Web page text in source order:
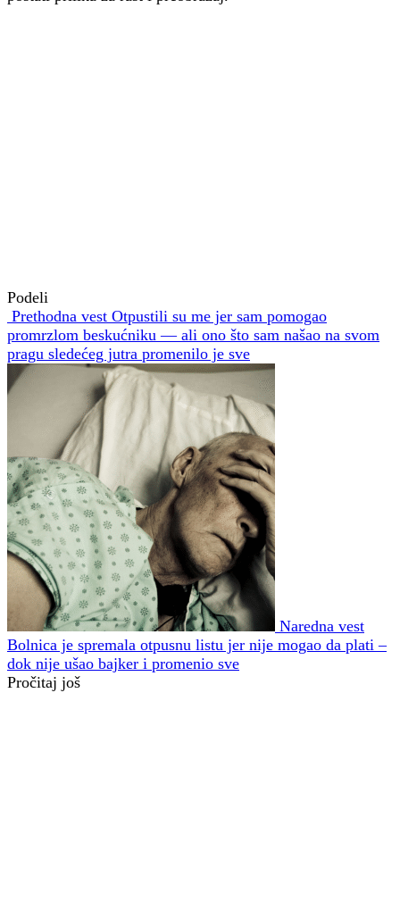
Podeli
Prethodna vest Otpustili su me jer sam pomogao
promrzlom beskućniku — ali ono što sam našao na svom
pragu sledećeg jutra promenilo je sve
Naredna vest
Bolnica je spremala otpusnu listu jer nije mogao da plati –
dok nije ušao bajker i promenio sve
Pročitaj još